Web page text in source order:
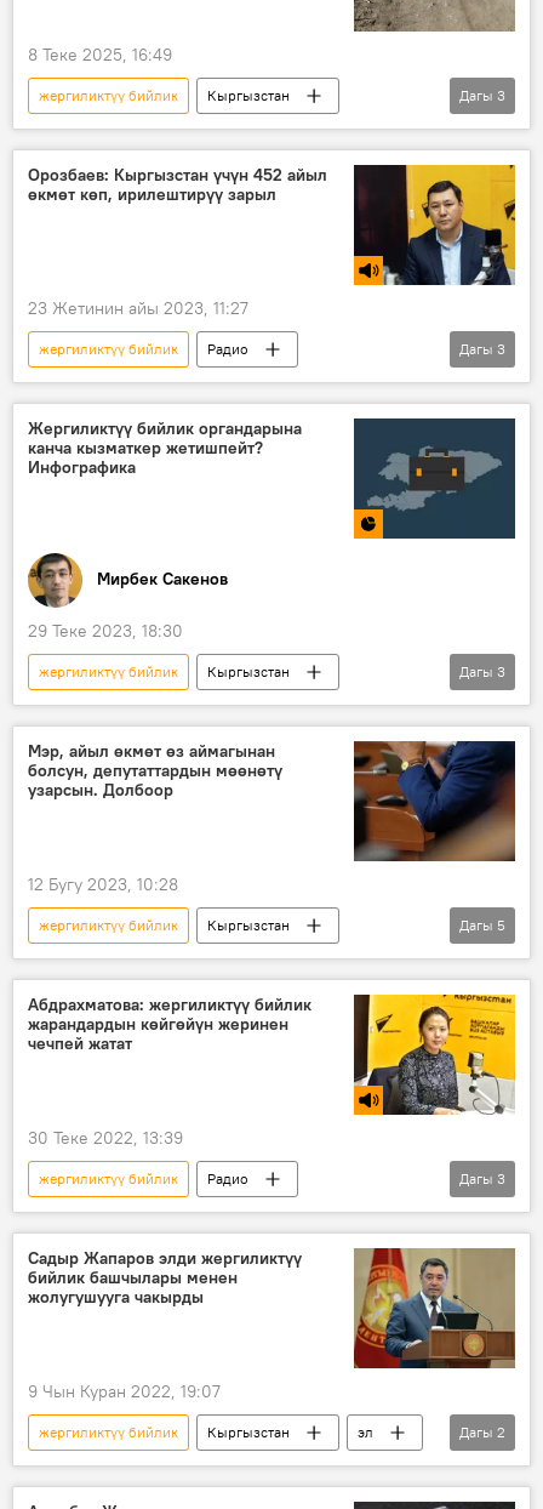
8 Теке 2025, 16:49
жергиликтүү бийлик
Кыргызстан
Күйүүчү май
ИИМ көзөмөл
Дагы 3
Орозбаев: Кыргызстан үчүн 452 айыл
өкмөт көп, ирилештирүү зарыл
23 Жетинин айы 2023, 11:27
жергиликтүү бийлик
Радио
Бектурган Орозбаев
реформа
бюджет
Дагы 3
Жергиликтүү бийлик органдарына
канча кызматкер жетишпейт?
Инфографика
Мирбек Сакенов
29 Теке 2023, 18:30
жергиликтүү бийлик
Кыргызстан
Инфографика
аймак кадр
Дагы 3
Мэр, айыл өкмөт өз аймагынан
болсун, депутаттардын мөөнөтү
узарсын. Долбоор
12 Бугу 2023, 10:28
жергиликтүү бийлик
Кыргызстан
мыйзам
долбоор
айыл өкмөтү
мэр
дайындоо
Дагы 5
Абдрахматова: жергиликтүү бийлик
жарандардын көйгөйүн жеринен
чечпей жатат
30 Теке 2022, 13:39
жергиликтүү бийлик
Радио
Атыр Абдрахматова
укук
Акыйкатчы
Дагы 3
Садыр Жапаров элди жергиликтүү
бийлик башчылары менен
жолугушууга чакырды
9 Чын Куран 2022, 19:07
жергиликтүү бийлик Кыргызстан
эл
жолугушуу
Садыр Жапаров
Дагы 2